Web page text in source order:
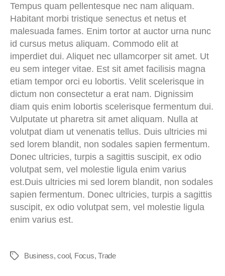
Tempus quam pellentesque nec nam aliquam.
Habitant morbi tristique senectus et netus et
malesuada fames. Enim tortor at auctor urna nunc
id cursus metus aliquam. Commodo elit at
imperdiet dui. Aliquet nec ullamcorper sit amet. Ut
eu sem integer vitae. Est sit amet facilisis magna
etiam tempor orci eu lobortis. Velit scelerisque in
dictum non consectetur a erat nam. Dignissim
diam quis enim lobortis scelerisque fermentum dui.
Vulputate ut pharetra sit amet aliquam. Nulla at
volutpat diam ut venenatis tellus. Duis ultricies mi
sed lorem blandit, non sodales sapien fermentum.
Donec ultricies, turpis a sagittis suscipit, ex odio
volutpat sem, vel molestie ligula enim varius
est.Duis ultricies mi sed lorem blandit, non sodales
sapien fermentum. Donec ultricies, turpis a sagittis
suscipit, ex odio volutpat sem, vel molestie ligula
enim varius est.
Business,cool, Focus,Trade